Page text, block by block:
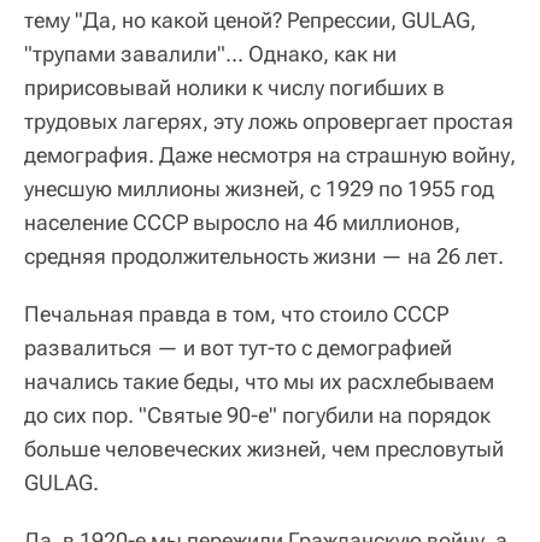
тему "Да, но какой ценой? Репрессии, GULAG,
"трупами завалили"... Однако, как ни
пририсовывай нолики к числу погибших в
трудовых лагерях, эту ложь опровергает простая
демография. Даже несмотря на страшную войну,
унесшую миллионы жизней, с 1929 по 1955 год
население СССР выросло на 46 миллионов,
средняя продолжительность жизни — на 26 лет.
Печальная правда в том, что стоило СССР
развалиться — и вот тут-то с демографией
начались такие беды, что мы их расхлебываем
до сих пор. "Святые 90-е" погубили на порядок
больше человеческих жизней, чем пресловутый
GULAG.